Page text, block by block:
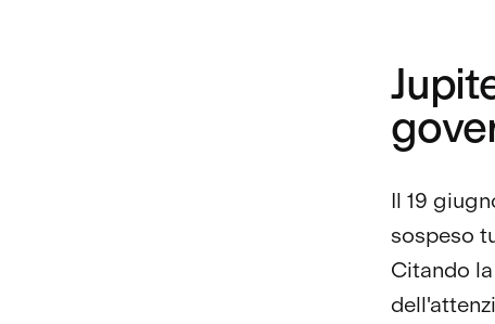
Il 19
sospeso
Citando